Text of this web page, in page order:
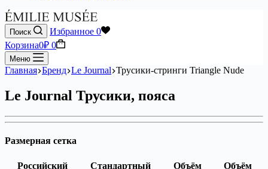
Поиск Избранное 0
Корзина0₽ 0
Меню
Главная Бренд Le Journal Трусики-стринги Triangle Nude
Le Journal Трусики, пояса
Размерная сетка
Российский
Стандартный
Объём
Объём